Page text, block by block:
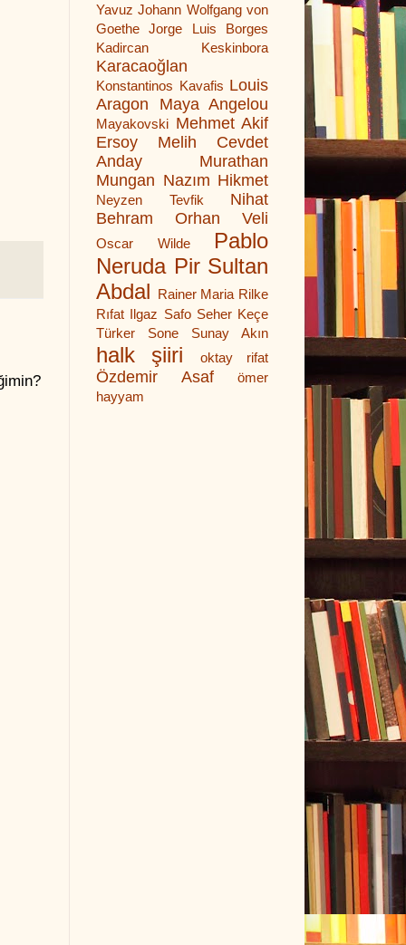
Yavuz Johann Wolfgang von
Goethe
Jorge Luis Borges
Kadircan Keskinbora
Karacaoğlan
Konstantinos Kavafis Louis
Aragon
Maya Angelou
Mayakovski Mehmet Akif
Ersoy
Melih Cevdet
Anday
Murathan
Mungan Nazım Hikmet
Neyzen Tevfik
Nihat
Behram
Orhan Veli
Oscar Wilde
Pablo
Neruda Pir Sultan
Abdal Rainer Maria Rilke
Rıfat Ilgaz Safo Seher Keçe
Türker
Sone Sunay Akın
halk şiiri oktay rifat
Özdemir Asaf
ömer
hayyam